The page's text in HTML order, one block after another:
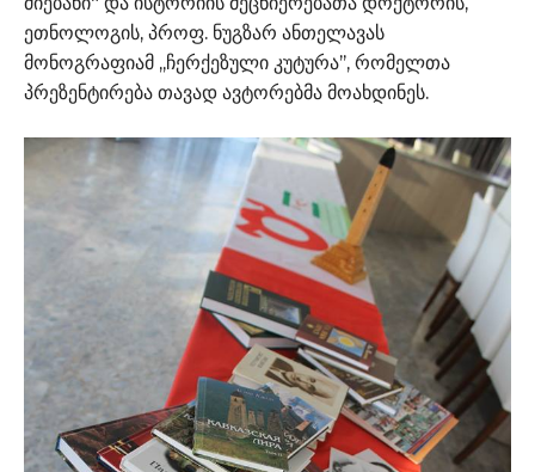
ეთნოლოგის, პროფ. ნუგზარ ანთელავას
მონოგრაფიამ ,,ჩერქეზული კუტურა’’, რომელთა
პრეზენტირება თავად ავტორებმა მოახდინეს.